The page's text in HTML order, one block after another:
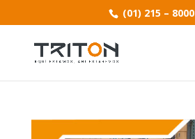
(01) 215 – 8000